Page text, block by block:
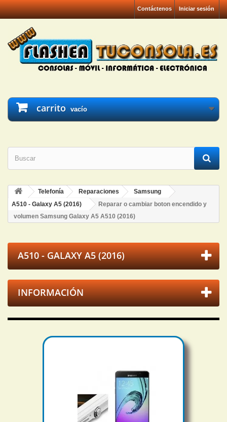
Iniciar sesión
Contáctenos
carrito vacío
Telefonía Reparaciones
Samsung
A510 - Galaxy A5 (2016)
Reparar o cambiar boton encendido y
volumen Samsung Galaxy A5 A510 (2016)
A510 - GALAXY A5 (2016)
INFORMACIÓN